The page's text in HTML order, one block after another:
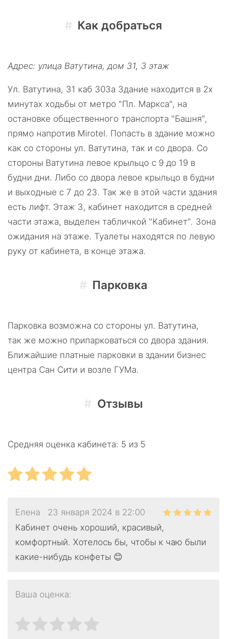
Как добраться
Адрес: улица Ватутина, дом 31, 3 этаж
Ул. Ватутина, 31 каб 303а Здание находится в 2х
минутах ходьбы от метро "Пл. Маркса", на
остановке общественного транспорта "Башня",
прямо напротив Mirotel. Попасть в здание можно
как со стороны ул. Ватутина, так и со двора. Со
стороны Ватутина левое крыльцо с 9 до 19 в
будни дни. Либо со двора левое крыльцо в будни
и выходные с 7 до 23. Так же в этой части здания
есть лифт. Этаж 3, кабинет находится в средней
части этажа, выделен табличкой "Кабинет". Зона
ожидания на этаже. Туалеты находятся по левую
руку от кабинета, в конце этажа.
Парковка
Парковка возможна со стороны ул. Ватутина,
так же можно припарковаться со двора здания.
Ближайшие платные парковки в здании бизнес
центра Сан Сити и возле ГУМа.
Отзывы
Средняя оценка кабинета: 5 из 5
Елена
23 января 2024 в 22:00
Кабинет очень хороший, красивый,
комфортный. Хотелось бы, чтобы к чаю были
какие-нибудь конфеты 😊
Ваша оценка: